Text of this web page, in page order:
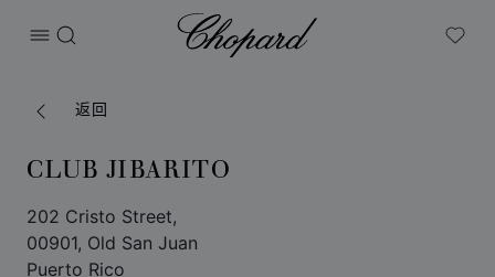
打开菜单
搜索
Chopard
My
返回
CLUB JIBARITO
202 Cristo Street,
00901, Old San Juan
Puerto Rico